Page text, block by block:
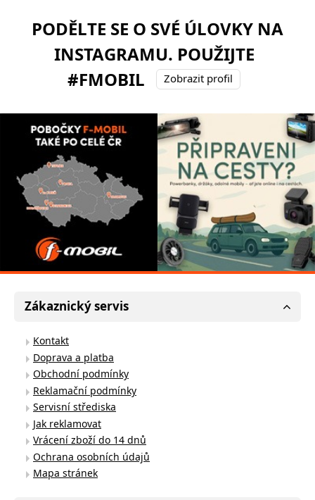
PODĚLTE SE O SVÉ ÚLOVKY NA
INSTAGRAMU. POUŽIJTE
#FMOBIL
Zobrazit profil
Zákaznický servis
Kontakt
Doprava a platba
Obchodní podmínky
Reklamační podmínky
Servisní střediska
Jak reklamovat
Vrácení zboží do 14 dnů
Ochrana osobních údajů
Mapa stránek